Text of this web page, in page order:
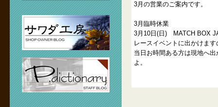
3月の営業のご案内です。
3月臨時休業
3月10日(日) MATCH BOX
レースイベントに出かけま
当日お時間ある方は現地へ
よ。